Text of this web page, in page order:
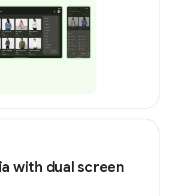
with dual screen